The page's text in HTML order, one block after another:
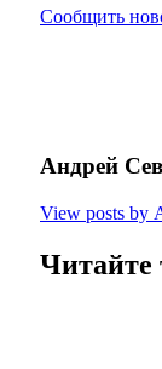
Сообщить
Андрей
View posts by
Читайте